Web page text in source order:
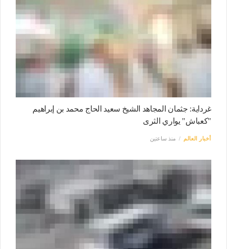
غرداية: جثمان المجاهد الشيخ سعيد الحاج محمد بن إبراهيم
"كعباش" يواري الثرى
أخبار العالم منذ ساعتين